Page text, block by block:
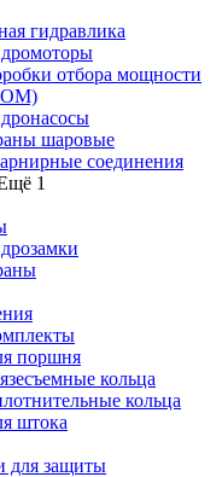
гидравлика
отбора мощности
шаровые
соединения
1
поршня
кольца
кольца
штока
для защиты